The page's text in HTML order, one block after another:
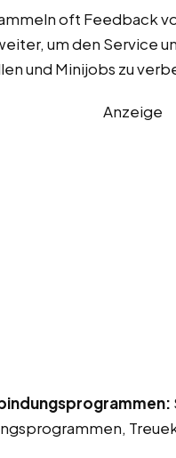
oft Feedback
um den Service
und Minijobs zu
Anzeige